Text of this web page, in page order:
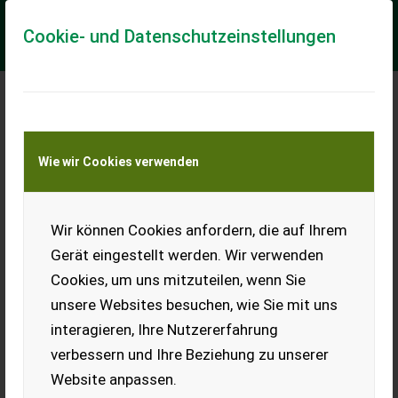
Cookie- und Datenschutzeinstellungen
Wie wir Cookies verwenden
Wir können Cookies anfordern, die auf Ihrem
Gerät eingestellt werden. Wir verwenden
Cookies, um uns mitzuteilen, wenn Sie
unsere Websites besuchen, wie Sie mit uns
interagieren, Ihre Nutzererfahrung
verbessern und Ihre Beziehung zu unserer
Website anpassen.
einsatzbereit
Hillmaster. Kein Allrad mit
622R Schneidwerk (Bj. 2011),
1.980 Motorstunden. El.
Siebe, Klimaautomatik, Autocontour, Strohhäcksler,
Spreuverteiler, Standardbeleuchtung, 3-Gang-Getriebe,
Dreschtrommelantrieb mit Untersetzungsgetriebe,
auf Wunsch mit 5,5 m Geringhoff Variostar oder 625R. Mehr
Fotos gerne per WhatsApp. Österreichische und Deutsche